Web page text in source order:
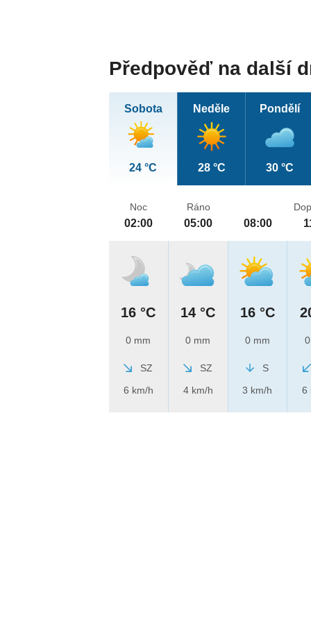
Předpověď na další
Sobota
24 °C
Neděle
28 °C
Pondělí
30 °C
Noc
02:00
16 °C
0 mm
SZ
6 km/h
Ráno
05:00
14 °C
0 mm
SZ
4 km/h
08:00
16 °C
0 mm
S
3 km/h
6